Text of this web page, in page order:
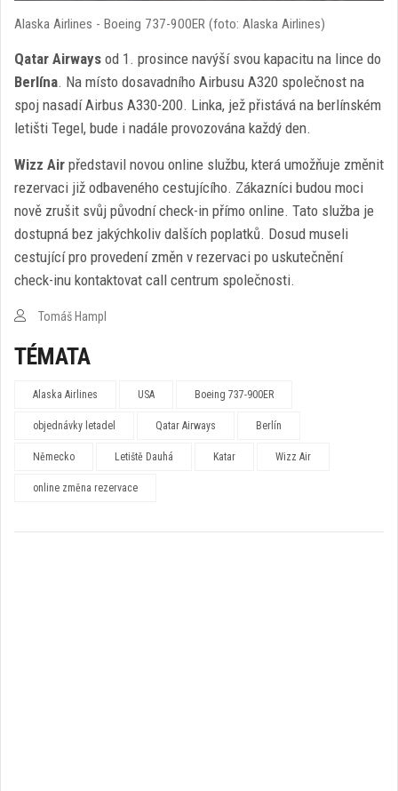
Alaska Airlines - Boeing 737-900ER (foto: Alaska Airlines)
Qatar Airways od 1. prosince navýší svou kapacitu na lince do
Berlína. Na místo dosavadního Airbusu A320 společnost na
spoj nasadí Airbus A330-200. Linka, jež přistává na berlínském
letišti Tegel, bude i nadále provozována každý den.
Wizz Air představil novou online službu, která umožňuje změnit
rezervaci již odbaveného cestujícího. Zákazníci budou moci
nově zrušit svůj původní check-in přímo online. Tato služba je
dostupná bez jakýchkoliv dalších poplatků. Dosud museli
cestující pro provedení změn v rezervaci po uskutečnění
check-inu kontaktovat call centrum společnosti.
Tomáš Hampl
TÉMATA
Alaska Airlines USA Boeing 737-900ER
objednávky letadel Qatar Airways Berlín
Německo Letiště Dauhá Katar Wizz Air
online změna rezervace